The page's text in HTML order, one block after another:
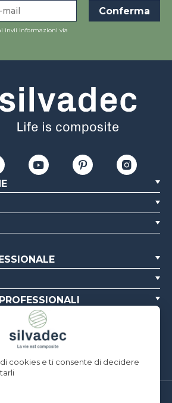
invii informazioni via
cookies e ti consente di decidere